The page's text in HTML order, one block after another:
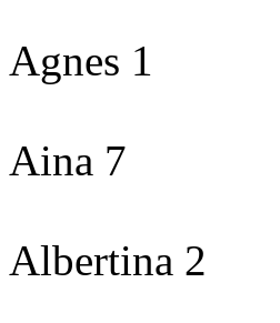
Agnes 1
Aina 7
Albertina 2